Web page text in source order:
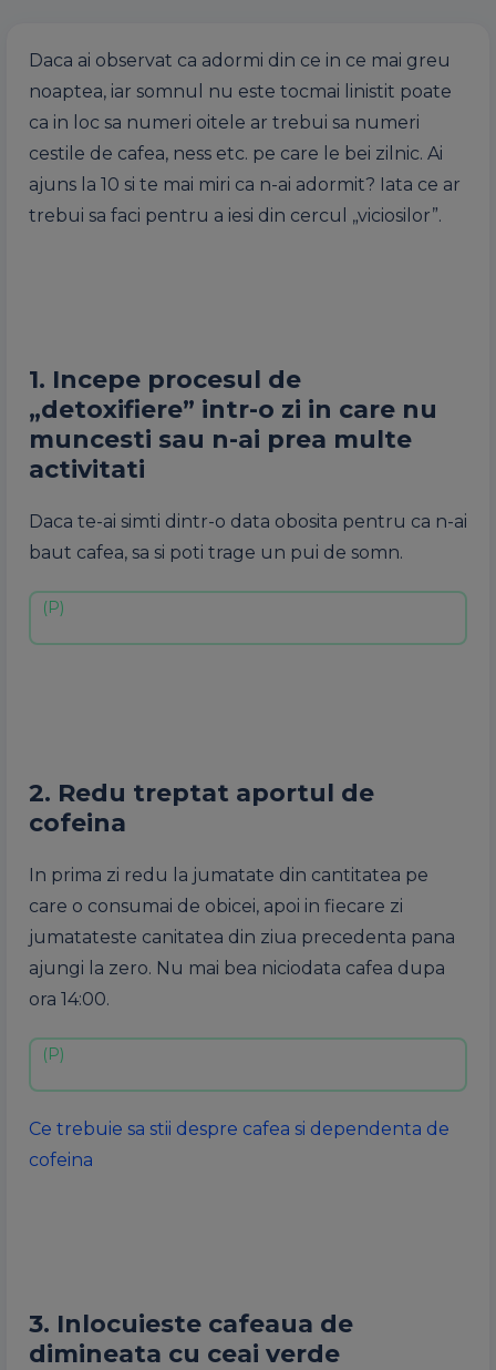
Daca ai observat ca adormi din ce in ce mai greu
noaptea, iar somnul nu este tocmai linistit poate
ca in loc sa numeri oitele ar trebui sa numeri
cestile de cafea, ness etc. pe care le bei zilnic. Ai
ajuns la 10 si te mai miri ca n-ai adormit? Iata ce ar
trebui sa faci pentru a iesi din cercul „viciosilor”.
1. Incepe procesul de
„detoxifiere” intr-o zi in care nu
muncesti sau n-ai prea multe
activitati
Daca te-ai simti dintr-o data obosita pentru ca n-ai
baut cafea, sa si poti trage un pui de somn.
2. Redu treptat aportul de
cofeina
In prima zi redu la jumatate din cantitatea pe
care o consumai de obicei, apoi in fiecare zi
jumatateste canitatea din ziua precedenta pana
ajungi la zero. Nu mai bea niciodata cafea dupa
ora 14:00.
Ce trebuie sa stii despre cafea si dependenta de
cofeina
3. Inlocuieste cafeaua de
dimineata cu ceai verde